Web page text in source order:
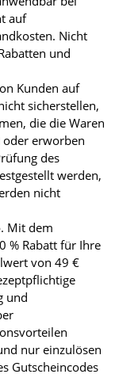
auf
Nicht
und
Kunden auf
sicherstellen,
die die Waren
erworben
des
werden,
nicht
Mit dem
% Rabatt für Ihre
von 49 €
und
nur einzulösen
Gutscheincodes